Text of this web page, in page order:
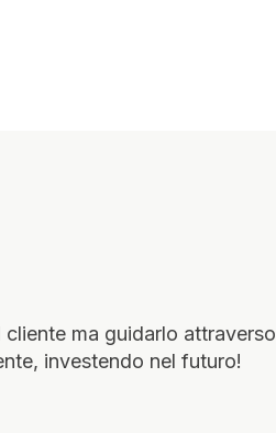
ma guidarlo attraverso
investendo nel futuro!